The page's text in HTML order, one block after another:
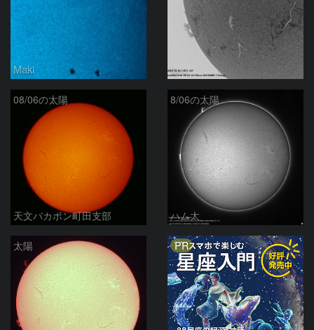
Maki ta-o
08/06の太陽
天文バカボン町田支部
8/06の太陽
ハム太
太陽 PR